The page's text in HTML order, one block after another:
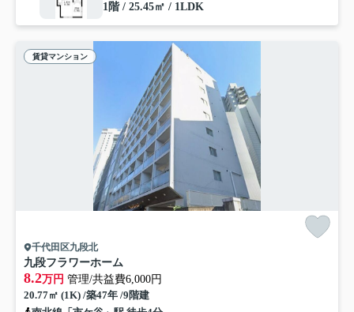
1階 / 25.45㎡ / 1LDK
賃貸マンション
千代田区九段北
九段フラワーホーム
8.2万円 管理/共益費6,000円
20.77㎡ (1K) /築47年 /9階建